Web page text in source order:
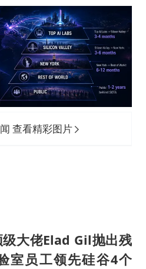
传君 《披荆斩棘》
年小学教师减少13.19万
王艺迪无缘横滨赛决赛
海大部迎大暴雨
查看精彩图片
级大佬Elad Gil抛出残
室员工领先硅谷4个